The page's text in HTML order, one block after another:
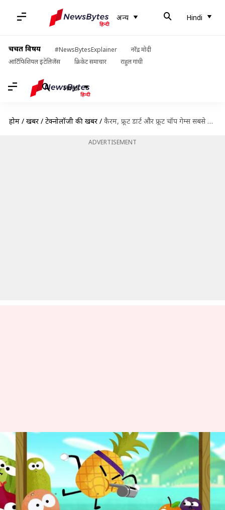
अन्य Hindi
चर्चित विषय #NewsBytesExplainer
नरेंद्र मोदी
आर्टिफिशियल इंटेलिजेंस
क्रिकेट समाचार राहुल गांधी
Hindi
होम / खबरें / टेक्नोलॉजी की खबरें / कैरम, फ्रूट डार्ट और फ्रूट चॉप गेम्स सबसे लोकप्रिय, छोटे शहरों में गेम खेलने वाले बढ़े
ADVERTISEMENT
कैरम, फ्रूट डार्ट और फ्रूट चॉप गेम्स सबसे
लोकप्रिय, छोटे शहरों में गेम खेलने
वाले बढ़े
लेखन प्राणेश तिवारी Jan 07, 2022 05:47 pm